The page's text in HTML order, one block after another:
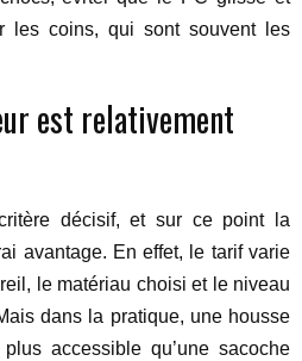
les coins, qui sont souvent les
est relativement
décisif, et sur ce point la
avantage. En effet, le tarif varie
le matériau choisi et le niveau
dans la pratique, une housse
accessible qu’une sacoche